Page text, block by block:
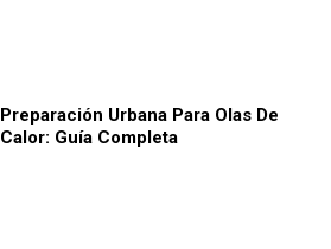
Preparación Urbana Para Olas De
Calor: Guía Completa